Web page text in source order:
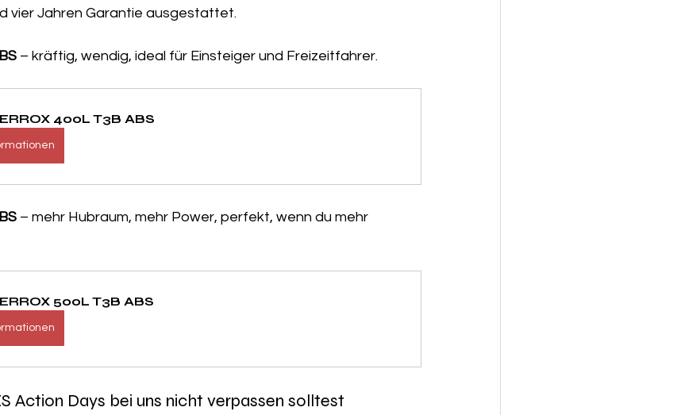
vier Jahren Garantie ausgestattet.
– kräftig, wendig, ideal für Einsteiger und Freizeitfahrer.
400L T3B ABS
– mehr Hubraum, mehr Power, perfekt, wenn du mehr
500L T3B ABS
Action Days bei uns nicht verpassen solltest